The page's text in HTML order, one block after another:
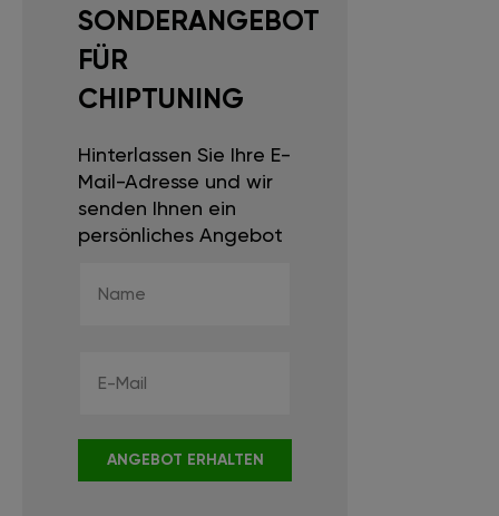
SONDERANGEBOT
FÜR
CHIPTUNING
Hinterlassen Sie Ihre E-
Mail-Adresse und wir
senden Ihnen ein
persönliches Angebot
ANGEBOT ERHALTEN